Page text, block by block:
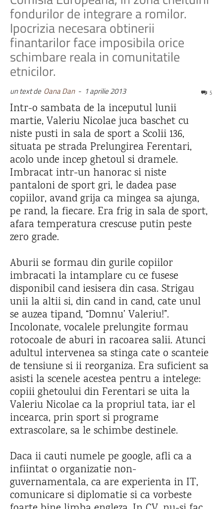
fondurilor de integrare a romilor.
Ipocrizia necesara obtinerii
finantarilor face imposibila orice
schimbare reala in comunitatile
etnicilor.
un text de Oana Dan - 1 aprilie 2013 5
Intr-o sambata de la inceputul lunii
martie, Valeriu Nicolae juca baschet cu
niste pusti in sala de sport a Scolii 136,
situata pe strada Prelungirea Ferentari,
acolo unde incep ghetoul si dramele.
Imbracat intr-un hanorac si niste
pantaloni de sport gri, le dadea pase
copiilor, avand grija ca mingea sa ajunga,
pe rand, la fiecare. Era frig in sala de sport,
afara temperatura crescuse putin peste
zero grade.
Aburii se formau din gurile copiilor
imbracati la intamplare cu ce fusese
disponibil cand iesisera din casa. Strigau
unii la altii si, din cand in cand, cate unul
se auzea tipand, “Domnu’ Valeriu!”.
Incolonate, vocalele prelungite formau
rotocoale de aburi in racoarea salii. Atunci
adultul intervenea sa stinga cate o scanteie
de tensiune si ii reorganiza. Era suficient sa
asisti la scenele acestea pentru a intelege:
copiii ghetoului din Ferentari se uita la
Valeriu Nicolae ca la propriul tata, iar el
incearca, prin sport si programe
extrascolare, sa le schimbe destinele.
Daca ii cauti numele pe google, afli ca a
infiintat o organizatie non-
guvernamentala, ca are experienta in IT,
comunicare si diplomatie si ca vorbeste